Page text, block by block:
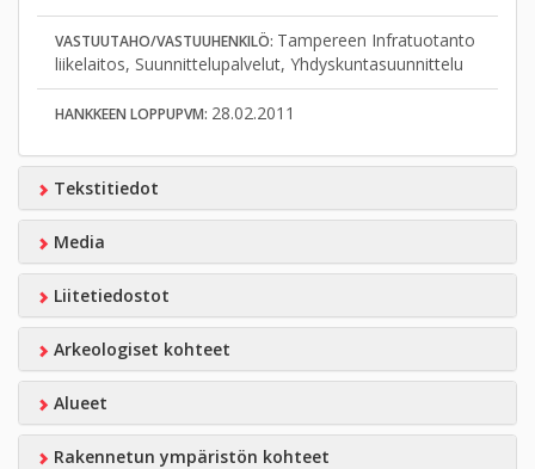
VASTUUTAHO/VASTUUHENKILÖ: Tampereen Infratuotanto
liikelaitos, Suunnittelupalvelut, Yhdyskuntasuunnittelu
HANKKEEN LOPPUPVM: 28.02.2011
Tekstitiedot
Media
Liitetiedostot
Arkeologiset kohteet
Alueet
Rakennetun ympäristön kohteet